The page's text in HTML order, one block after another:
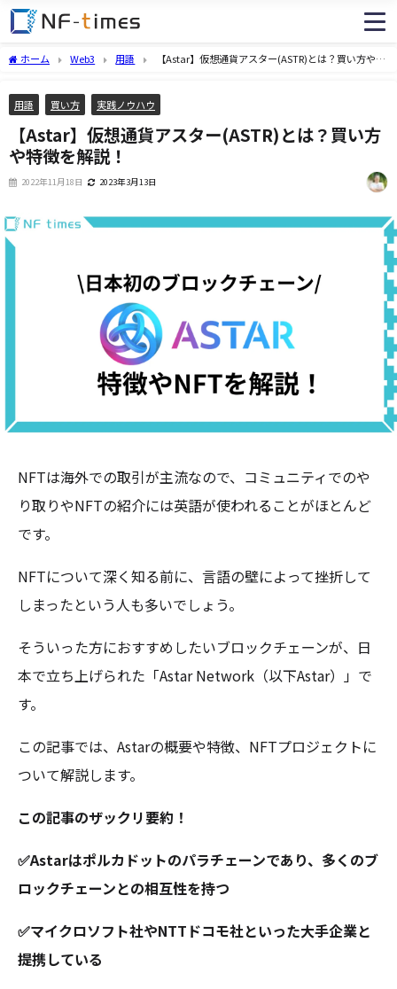
ホーム Web3 用語
【Astar】仮想通貨アスター(ASTR)とは？買い方や特
用語 買い方 実践ノウハウ
【Astar】仮想通貨アスター(ASTR)とは？買い方
や特徴を解説！
2022年11月18日 2023年3月13日
NFTは海外での取引が主流なので、コミュニティでのや
り取りやNFTの紹介には英語が使われることがほとんど
です。
NFTについて深く知る前に、言語の壁によって挫折して
しまったという人も多いでしょう。
そういった方におすすめしたいブロックチェーンが、日
本で立ち上げられた「Astar Network（以下Astar）」で
す。
この記事では、Astarの概要や特徴、NFTプロジェクトに
ついて解説します。
この記事のザックリ要約！
✅Astarはポルカドットのパラチェーンであり、多くのブ
ロックチェーンとの相互性を持つ
✅マイクロソフト社やNTTドコモ社といった大手企業と
提携している